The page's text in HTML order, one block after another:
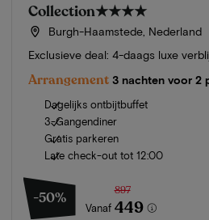
Collection★★★★
Burgh-Haamstede, Nederland
Exclusieve deal: 4-daags luxe
Arrangement 3 nachten voor 2
Dagelijks ontbijtbuffet
3-Gangendiner
Gratis parkeren
Late check-out tot 12:00
-50%
Vanaf
897
449